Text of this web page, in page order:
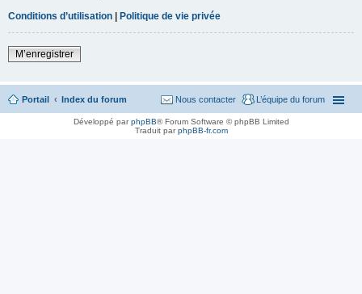
Conditions d’utilisation | Politique de vie privée
M’enregistrer
Portail Index du forum L’équipe du forum
Nous contacter
Développé parphpBB® Forum Software © phpBB Limited
Traduit parphpBB-fr.com